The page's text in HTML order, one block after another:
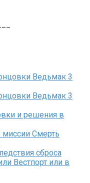
Ведьмак 3
Ведьмак 3
и решения в
Смерть
сброса
Вестпорт или в